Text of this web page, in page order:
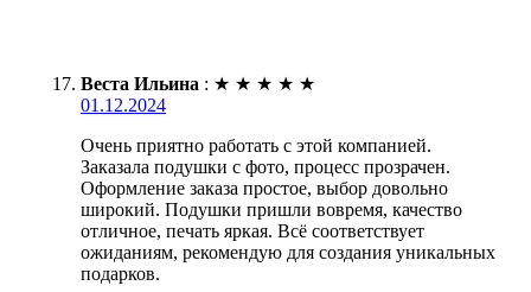
Веста Ильина : ★ ★ ★ ★ ★
01.12.2024
Очень приятно работать с этой компанией.
Заказала подушки с фото, процесс прозрачен.
Оформление заказа простое, выбор довольно
широкий. Подушки пришли вовремя, качество
отличное, печать яркая. Всё соответствует
ожиданиям, рекомендую для создания уникальных
подарков.